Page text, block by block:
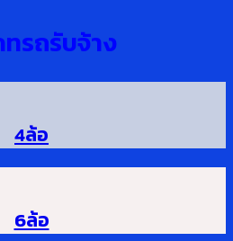
ทรถรับจ้าง
4ล้อ
6ล้อ